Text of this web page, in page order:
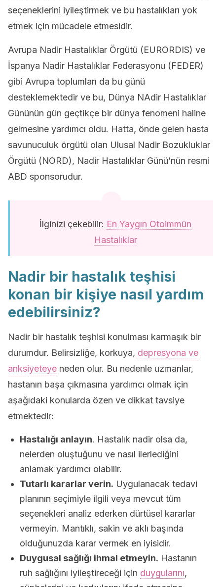
seçeneklerini iyileştirmek ve bu hastalıkları yok
etmek için mücadele etmesidir.
Avrupa Nadir Hastalıklar Örgütü (EURORDIS) ve
İspanya Nadir Hastalıklar Federasyonu (FEDER)
gibi Avrupa toplumları da bu günü
desteklemektedir ve bu, Dünya NAdir Hastalıklar
Gününün gün geçtikçe bir dünya fenomeni haline
gelmesine yardımcı oldu. Hatta, önde gelen hasta
savunuculuk örgütü olan Ulusal Nadir Bozukluklar
Örgütü (NORD), Nadir Hastalıklar Günü’nün resmi
ABD sponsorudur.
İlginizi çekebilir: En Yaygın Otoimmün
Hastalıklar
Nadir bir hastalık teşhisi
konan bir kişiye nasıl yardım
edebilirsiniz?
Nadir bir hastalık teşhisi konulması karmaşık bir
durumdur. Belirsizliğe, korkuya, depresyona ve
anksiyeteye neden olur. Bu nedenle uzmanlar,
hastanın başa çıkmasına yardımcı olmak için
aşağıdaki konularda özen ve dikkat tavsiye
etmektedir:
Hastalığı anlayın. Hastalık nadir olsa da,
nelerden oluştuğunu ve nasıl ilerlediğini
anlamak yardımcı olabilir.
Tutarlı kararlar verin. Uygulanacak tedavi
planının seçimiyle ilgili veya mevcut tüm
seçenekleri analiz ederken dürtüsel kararlar
vermeyin. Mantıklı, sakin ve aklı başında
olduğunuzda karar vermek en iyisidir.
Duygusal sağlığı ihmal etmeyin. Hastanın
ruh sağlığını iyileştireceği için duygularını,